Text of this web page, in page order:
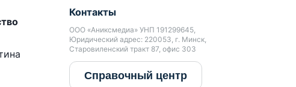
Контакты
ООО «Аниксмедиа» УНП 191299645,
Юридический адрес: 220053, г. Минск,
Старовиленский тракт 87, офис 303
Справочный центр